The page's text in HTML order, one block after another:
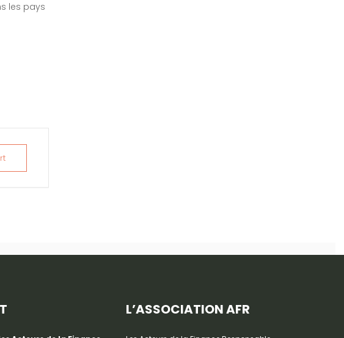
les pays
L’ASSOCIATION AFR